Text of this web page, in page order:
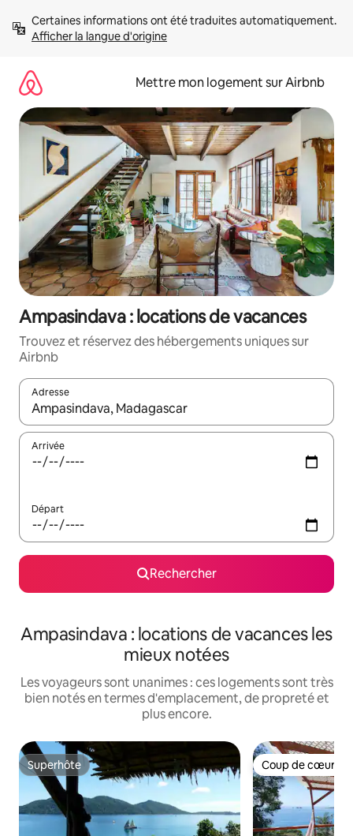
directement
Afficher la langue d'origine
Mettre mon logement sur Airbnb
Ampasindava : locations de vacances
Trouvez et réservez des hébergements uniques sur
Airbnb
Adresse
Lorsque les résultats s'affichent, utilisez les flèches vers le
Arrivée
Départ
Rechercher
Ampasindava : locations de vacances les
mieux notées
Les voyageurs sont unanimes : ces logements sont très
bien notés en termes d'emplacement, de propreté et
plus encore.
Superhôte
Superhôte Coup de cœur
Coup de cœur